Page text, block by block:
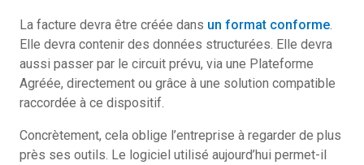
La facture devra être créée dans un format conforme.
Elle devra contenir des données structurées. Elle devra
aussi passer par le circuit prévu, via une Plateforme
Agréée, directement ou grâce à une solution compatible
raccordée à ce dispositif.
Concrètement, cela oblige l’entreprise à regarder de plus
près ses outils. Le logiciel utilisé aujourd’hui permet-il